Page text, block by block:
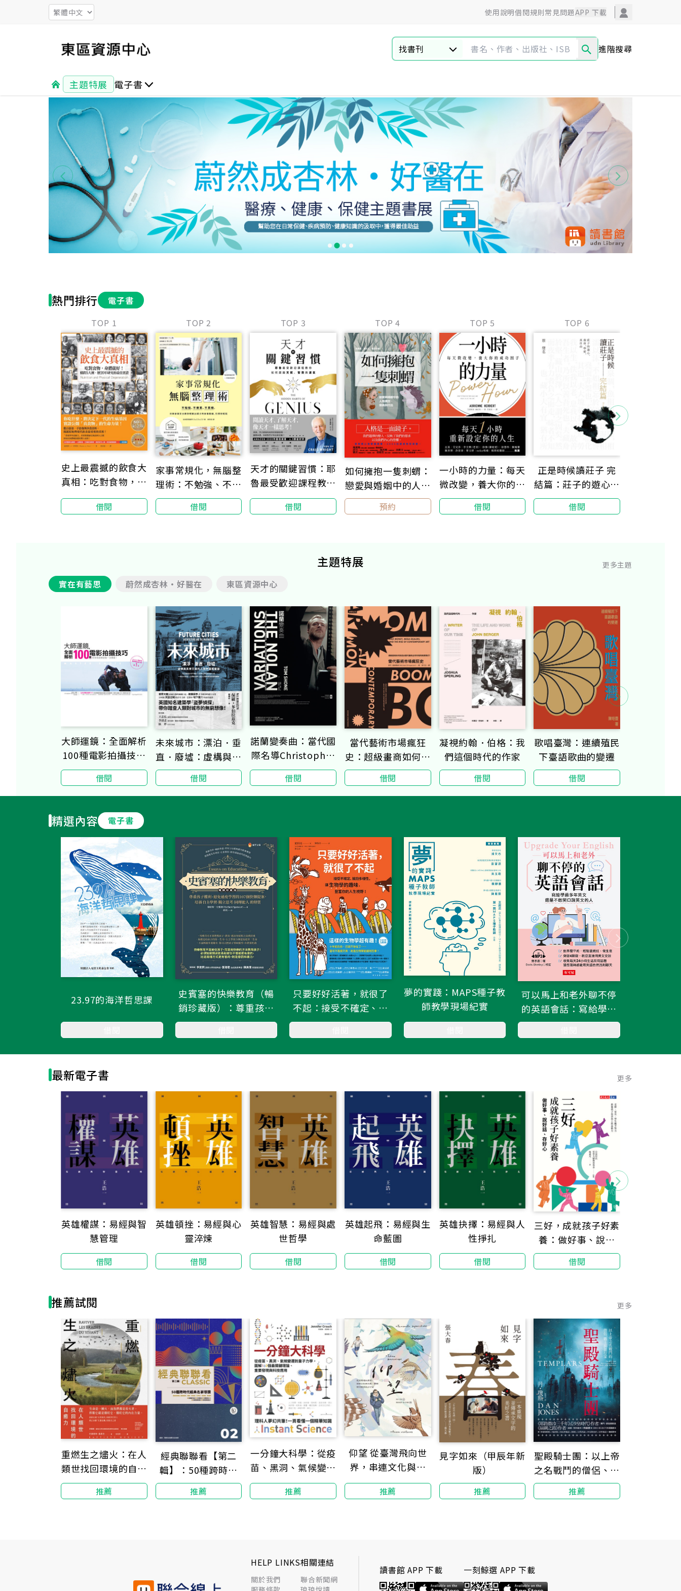
使用說明借閱規則常見問題APP 下載
找書刊 進階搜尋
主題特展 電子書
文學 生活休閒 心靈勵志 社會人文 商業財經 資訊電腦 自然科普 語言學習與教材 圖文漫畫
觀光旅遊
親子 教育 兒少
言情 輕小說 醫療保健
熱門排行
電子書
TOP 1
史上最震撼的飲食大
真相：吃對食物，身
體就好！橫跨5大
洲、歷20年研究的
借閱
TOP 2
家事常規化，無腦整
理術：不勉強、不疲
累、不累積，日本家
事女王教你規劃出順
借閱
TOP 3
天才的關鍵習慣：耶
魯最受歡迎課程教你
如何超越天賦、智商
與運氣
借閱
TOP 4
如何擁抱一隻刺蝟：
戀愛與婚姻中的人格
識別、接納與付出
預約
TOP 5
一小時的力量：每天
微改變，養大你的成
功因子
借閱
TOP 6
正是時候讀莊子 完
結篇：莊子的遊心、
養身、學愛，真自由
借閱
主題特展 更多主題
實在有藝思 蔚然成杏林‧好醫在 東區資源中心
大師運鏡：全面解析
100種電影拍攝技巧
（二版）
借閱
未來城市：漂泊．垂
直．廢墟：虛構與真
實交織的人類世建築
藍圖
借閱
諾蘭變奏曲：當代國
際名導Christopher
Nolan電影全書【諾
蘭首度親自解說｜全
彩】（完整收錄導演
照、分鏡及概念手
稿）
借閱
當代藝術市場瘋狂
史：超級畫商如何創
造出當代藝術全球市
場與商業模式？
借閱
凝視約翰．伯格：我
們這個時代的作家
借閱
歌唱臺灣：連續殖民
下臺語歌曲的變遷
借閱
精選內容 電子書
23.97的海洋哲思課
史賓塞的快樂教育（暢
銷珍藏版）：尊重孩子
權利、避免過度學習的
107個快樂提案，培養
只要好好活著，就很了
不起：接受不確定、擁
抱多樣性，讓生物學的
趣味，豐富你的人生視
夢的實踐：MAPS種子教
師教學現場紀實
可以馬上和老外聊不停
的英語會話：寫給學過
多年英文，還是不敢開
口說英文的人（附
MP3）
最新電子書 更多
英雄權謀：易經與智
慧管理
借閱
英雄頓挫：易經與心
靈淬煉
借閱
英雄智慧：易經與處
世哲學
借閱
英雄起飛：易經與生
命藍圖
借閱
英雄抉擇：易經與人
性掙扎
借閱
三好，成就孩子好素
養：做好事、說好
話、存好心
借閱
推薦試閱 更多
重燃生之燼火：在人
類世找回環境的自癒
力
推薦
經典聯聯看【第二
輯】：50種跨時代
經典名家導讀
推薦
一分鐘大科學：從疫
苗、黑洞、氣候變遷
到量子力學，圖解
160個最關鍵理論、
推薦
仰望 從臺灣飛向世
界，串連文化與自
然、時間與空間的鳥
之宇宙
推薦
見字如來（甲辰年新
版）
推薦
聖殿騎士團：以上帝
之名戰鬥的僧侶、戰
士與銀行家
推薦
HELP LINKS
關於我們
相關連結
聯合新聞網
讀書館 APP 下載 一刻鯨選 APP 下載